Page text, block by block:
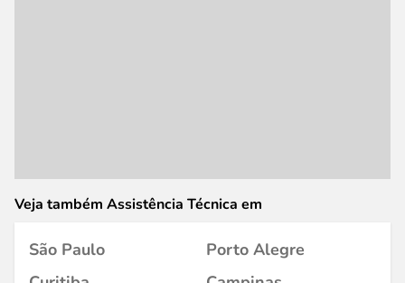
Veja também Assistência Técnica em
São Paulo
Porto Alegre